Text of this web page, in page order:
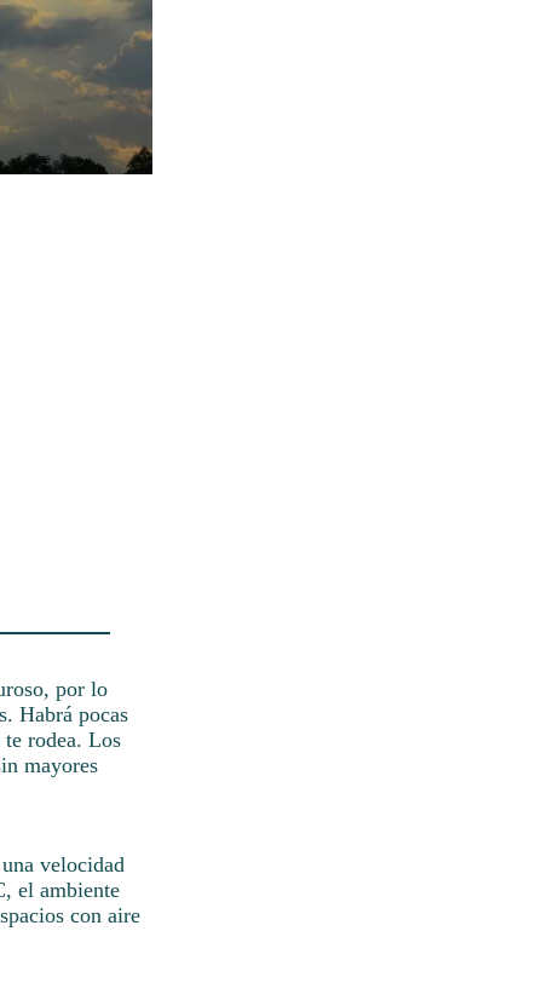
por lo
Habrá pocas
te rodea. Los
mayores
velocidad
el ambiente
con aire